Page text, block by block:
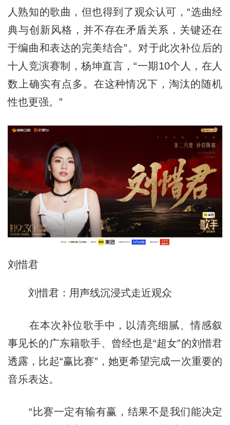
人熟知的歌曲，但也得到了观众认可，“选曲经
典与创新风格，并不存在矛盾关系，关键还在
于编曲和表达的完美结合”。对于此次补位后的
十人竞演赛制，杨坤直言，“一期10个人，在人
数上确实有点多。在这种情况下，淘汰的随机
性也更强。”
刘惜君
刘惜君：用声线沉浸式走近观众
在本次补位歌手中，以清亮细腻、情感叙
事见长的广东籍歌手、曾经也是“超女”的刘惜君
透露，比起“赢比赛”，她更希望完成一次重要的
音乐表达。
“比赛一定有输有赢，结果不是我们能决定